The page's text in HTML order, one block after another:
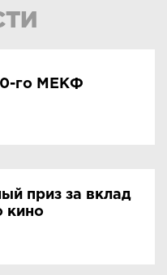
го МЕКФ
приз за вклад
кино